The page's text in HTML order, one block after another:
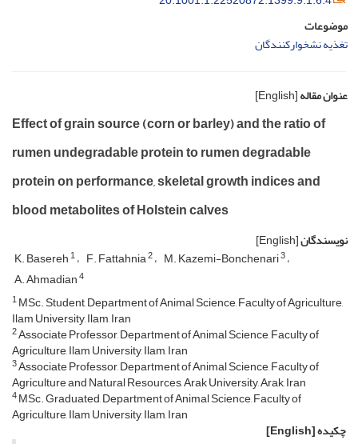
موضوعات
تغذیه نشخوارکنندگان
عنوان مقاله[English]
Effect of grain source (corn or barley) and the ratio of
rumen undegradable protein to rumen degradable
protein on performance, skeletal growth indices and
blood metabolites of Holstein calves
نویسندگان[English]
K. Basereh1 F. Fattahnia2 M. Kazemi-Bonchenari3
A. Ahmadian4
1MSc. Student, Department of Animal Science, Faculty of Agriculture,
Ilam University, Ilam, Iran
2Associate Professor, Department of Animal Science, Faculty of
Agriculture, Ilam University, Ilam, Iran
3Associate Professor, Department of Animal Science, Faculty of
Agriculture and Natural Resources, Arak University, Arak, Iran
4MSc. Graduated, Department of Animal Science, Faculty of
Agriculture, Ilam University, Ilam, Iran
چکیده[English]